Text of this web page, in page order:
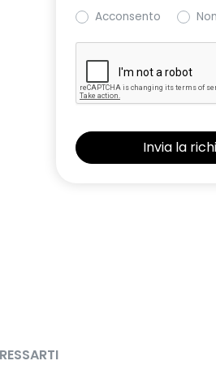
Acconsento